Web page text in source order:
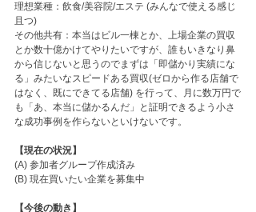
理想業種：飲食/美容院/エステ (みんなで使える感じ
且つ)
その他共有：本当はビル一棟とか、上場企業の買収
とか数十億かけてやりたいですが、誰もいきなり鼻
から信じないと思うのでまずは「即儲かり実績にな
る」みたいなスピードある買収(ゼロから作る店舗で
はなく、既にできてる店舗) を行って、月に数万円で
も「あ、本当に儲かるんだ」と証明できるよう小さ
な成功事例を作らないといけないです。
【現在の状況】
(A) 参加者グループ作成済み
(B) 現在買いたい企業を募集中
【今後の動き】